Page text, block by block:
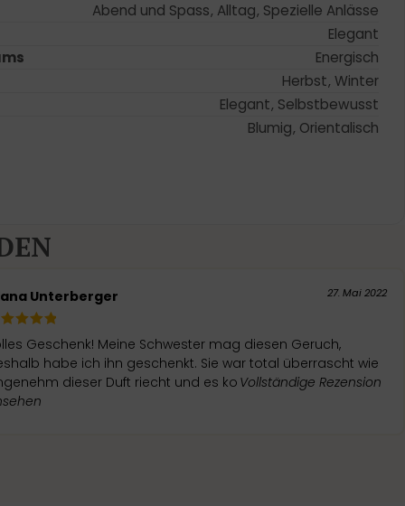
Abend und Spass, Alltag, Spezielle Anlässe
Elegant
Energisch
Herbst, Winter
Elegant, Selbstbewusst
Blumig, Orientalisch
Unterberger 27. Mai 2022
Geschenk! Meine Schwester mag diesen Geruch,
habe ich ihn geschenkt. Sie war total überrascht wie
dieser Duft riecht und es koVollständige Rezension